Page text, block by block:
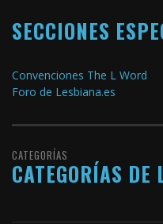
SECCIONES
Convenciones The L Word
Foro de Lesbiana.es
CATEGORÍAS
CATEGORÍAS DE